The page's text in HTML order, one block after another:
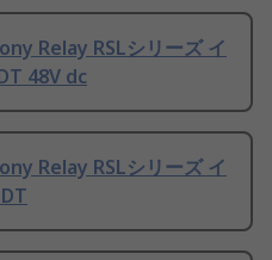
Relay RSLシリーズ イ
48V dc
Relay RSLシリーズ イ